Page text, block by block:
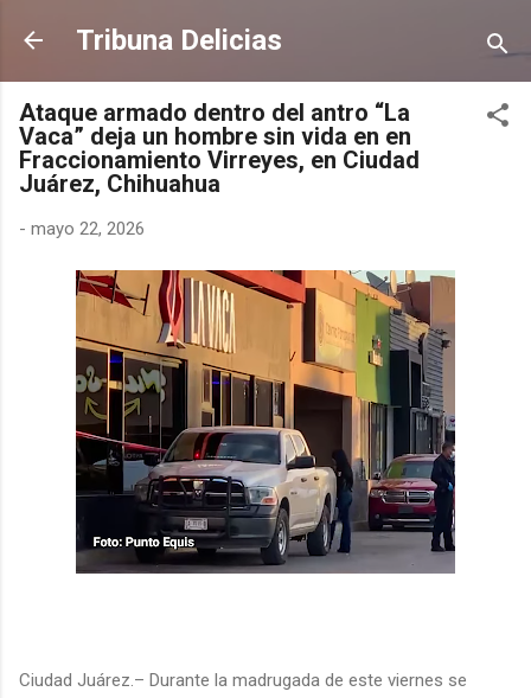
Ir al contenido principal
Tribuna Delicias
Ataque armado dentro del antro “La
Vaca” deja un hombre sin vida en en
Fraccionamiento Virreyes, en Ciudad
Juárez, Chihuahua
- mayo 22, 2026
Ciudad Juárez.– Durante la madrugada de este viernes se